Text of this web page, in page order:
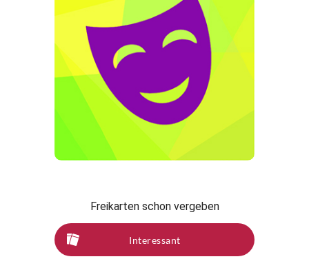
Freikarten schon vergeben
Interessant